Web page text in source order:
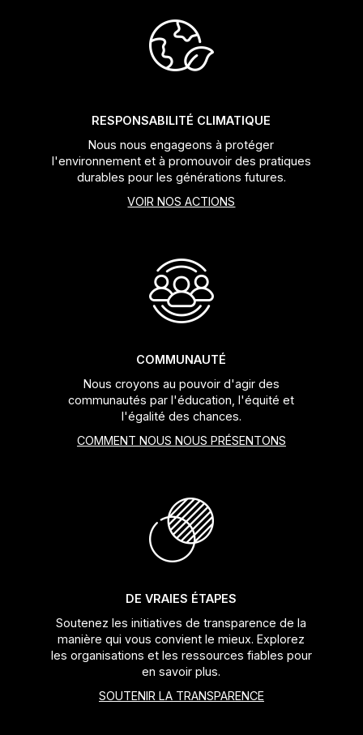
RESPONSABILITÉ CLIMATIQUE
Nous nous engageons à protéger
l'environnement et à promouvoir des pratiques
durables pour les générations futures.
VOIR NOS ACTIONS
COMMUNAUTÉ
Nous croyons au pouvoir d'agir des
communautés par l'éducation, l'équité et
l'égalité des chances.
COMMENT NOUS NOUS PRÉSENTONS
DE VRAIES ÉTAPES
Soutenez les initiatives de transparence de la
manière qui vous convient le mieux. Explorez
les organisations et les ressources fiables pour
en savoir plus.
SOUTENIR LA TRANSPARENCE
Guide Chaine